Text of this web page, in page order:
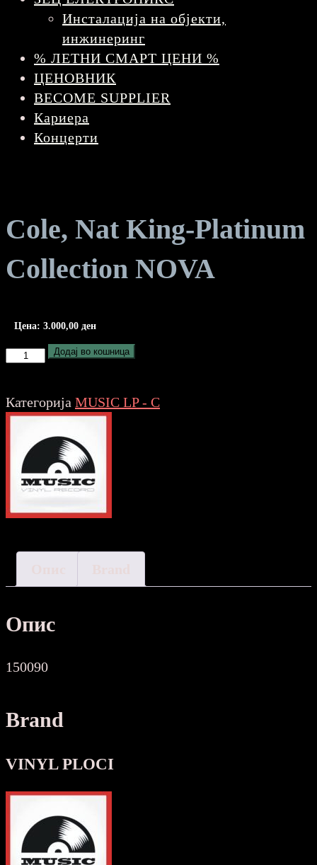
Инсталација на објекти,
инжинеринг
% ЛЕТНИ СМАРТ ЦЕНИ %
ЦЕНОВНИК
BECOME SUPPLIER
Кариера
Концерти
Cole, Nat King-Platinum
Collection NOVA
Цена: 3.000,00 ден
Cole,
Platinum
Collection
NOVA
количина
Додај во кошница
Категорија MUSIC LP - C
Опис
150090
Brand
VINYL PLOCI